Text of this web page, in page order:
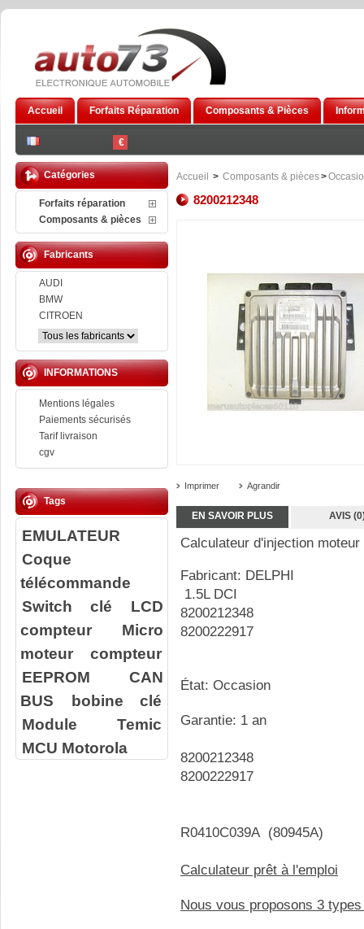
€
Accueil Forfaits Réparation Composants & Pièces
Catégories
Forfaits réparation
Composants & pièces
Fabricants
AUDI
BMW
CITROEN
INFORMATIONS
Mentions légales
Paiements sécurisés
Tarif livraison
cgv
Tags
EMULATEUR
Coque
télécommande
Switch clé
LCD
compteur
Micro
moteur compteur
EEPROM
CAN
BUS
bobine clé
Module Temic
MCU Motorola
Accueil > Composants & pièces>
8200212348
Imprimer Agrandir
EN SAVOIR PLUS AVIS
Calculateur d'injection moteur
Fabricant: DELPHI
1.5L DCI
8200212348
8200222917
État: Occasion
Garantie: 1 an
8200212348
8200222917
R0410C039A (80945A)
Calculateur prêt à l'emploi
Nous vous proposons 3